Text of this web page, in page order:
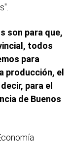
son para que,
todos
para
producción, el
para el
de Buenos